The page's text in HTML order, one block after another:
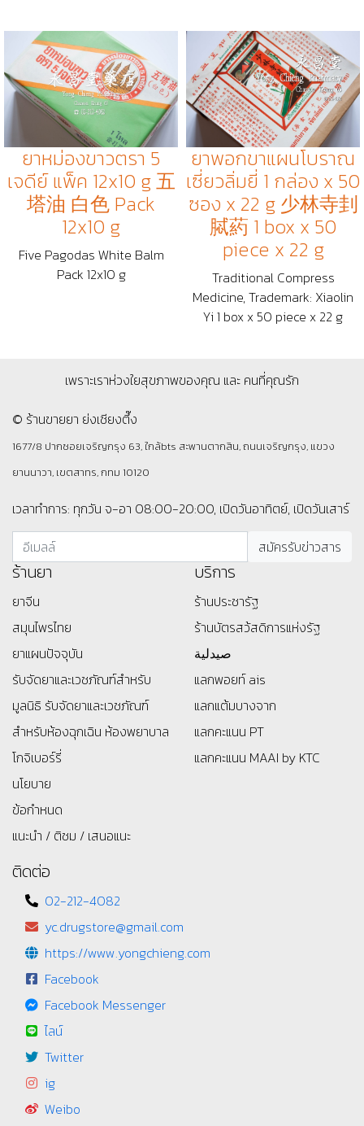
ยาหม่องขาวตรา 5
เจดีย์ แพ็ค 12x10 g 五
塔油 白色 Pack
12x10 g
Five Pagodas White Balm
Pack 12x10 g
ยาพอกขาแผนโบราณ
เซี่ยวลิ่มยี่ 1 กล่อง x 50
ซอง x 22 g 少林寺刲
脦葯 1 box x 50
piece x 22 g
Traditional Compress
Medicine, Trademark: Xiaolin
Yi 1 box x 50 piece x 22 g
เพราะเราห่วงใยสุขภาพของคุณ และ คนที่คุณรัก
© ร้านขายยา ย่งเชียงตึ๊ง
1677/8 ปากซอยเจริญกรุง 63, ใกล้bts สะพานตากสิน, ถนนเจริญกรุง, แขวง
ยานนาวา, เขตสาทร, กทม 10120
เวลาทำการ: ทุกวัน จ-อา 08:00-20:00, เปิดวันอาทิตย์, เปิดวันเสาร์
ร้านยา
ยาจีน
สมุนไพรไทย
ยาแผนปัจจุบัน
รับจัดยาและเวชภัณฑ์สำหรับ
มูลนิธิ รับจัดยาและเวชภัณฑ์
สำหรับห้องฉุกเฉิน ห้องพยาบาล
โกจิเบอร์รี่
นโยบาย
ข้อกำหนด
แนะนำ / ติชม / เสนอแนะ
บริการ
ร้านประชารัฐ
ร้านบัตรสว้สดิการแห่งรัฐ
صيدلية
แลกพอยท์ ais
แลกแต้มบางจาก
แลกคะแนน PT
แลกคะแนน MAAI by KTC
ติดต่อ
02-212-4082
yc.drugstore@gmail.com
https://www.yongchieng.com
Facebook
Facebook Messenger
ไลน์
Twitter
ig
Weibo